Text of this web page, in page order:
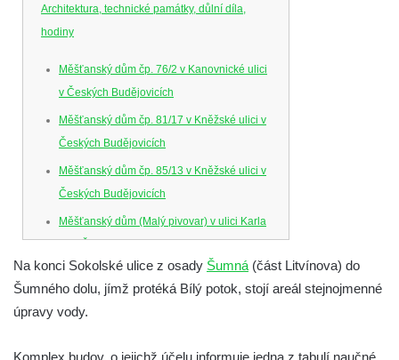
Architektura, technické památky, důlní díla,
hodiny
Měšťanský dům čp. 76/2 v Kanovnické ulici
v Českých Budějovicích
Měšťanský dům čp. 81/17 v Kněžské ulici v
Českých Budějovicích
Měšťanský dům čp. 85/13 v Kněžské ulici v
Českých Budějovicích
Měšťanský dům (Malý pivovar) v ulici Karla
IV. v Českých Budějovicích
Dům U Ferusů na Senovážném náměstí v
Českých Budějovicích
Solnice na Piaristickém náměstí v Českých
Na konci Sokolské ulice z osady Šumná (část Litvínova) do
Šumného dolu, jímž protéká Bílý potok, stojí areál stejnojmenné
úpravy vody.
Komplex budov, o jejichž účelu informuje jedna z tabulí naučné